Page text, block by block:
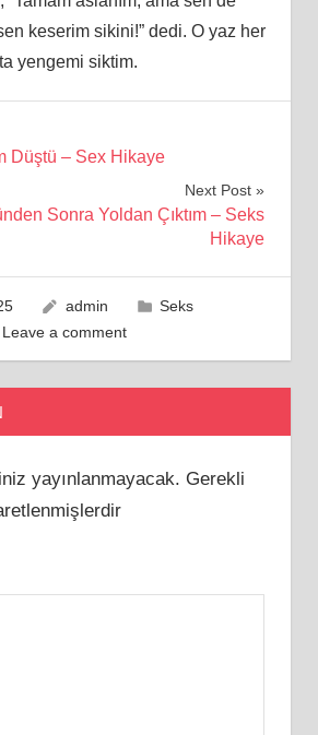
keserim sikini!” dedi. O yaz her
yengemi siktim.
Düştü – Sex Hikaye
Next Post
Sonra Yoldan Çıktım – Seks
Hikaye
admin
Seks
Leave a comment
yayınlanmayacak. Gerekli